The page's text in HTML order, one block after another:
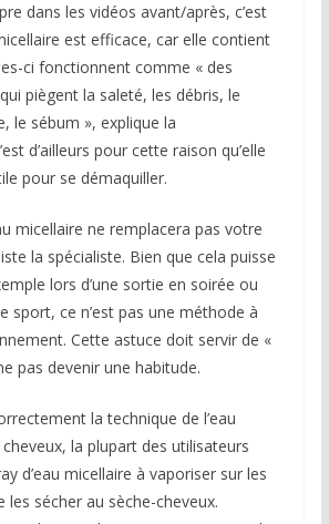
dans les vidéos avant/après, c’est
est efficace, car elle contient
ci fonctionnent comme « des
piègent la saleté, les débris, le
le sébum », explique la
d’ailleurs pour cette raison qu’elle
pour se démaquiller.
micellaire ne remplacera pas votre
la spécialiste. Bien que cela puisse
lors d’une sortie en soirée ou
sport, ce n’est pas une méthode à
Cette astuce doit servir de «
pas devenir une habitude.
la technique de l’eau
la plupart des utilisateurs
d’eau micellaire à vaporiser sur les
les sécher au sèche-cheveux.